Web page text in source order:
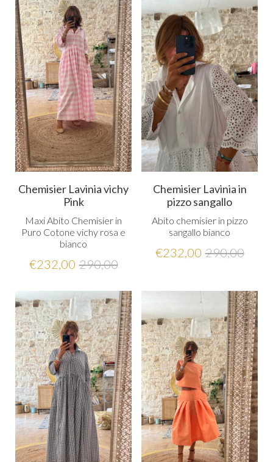
Chemisier Lavinia vichy
Pink
Maxi Abito Chemisier in
Puro Cotone vichy rosa e
bianco
€232,00 290,00
Chemisier Lavinia in
pizzo sangallo
Abito chemisier in pizzo
sangallo bianco
€232,00 290,00